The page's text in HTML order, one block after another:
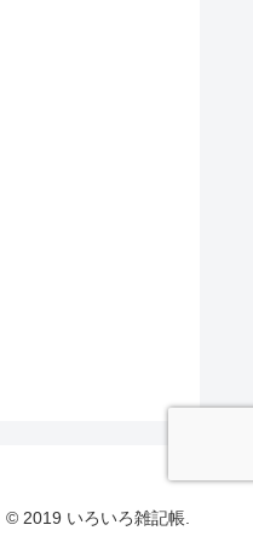
© 2019 いろいろ雑記帳.